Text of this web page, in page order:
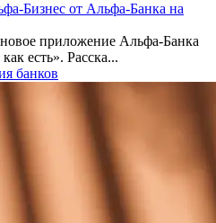
Бизнес от Альфа-Банка на
приложение Альфа-Банка
есть». Расска...
банков